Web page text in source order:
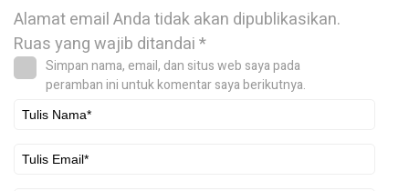
Alamat email Anda tidak akan dipublikasikan.
Ruas yang wajib ditandai*
Simpan nama, email, dan situs web saya pada
peramban ini untuk komentar saya berikutnya.